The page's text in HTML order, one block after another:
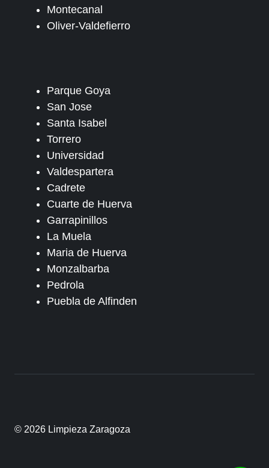
Montecanal
Oliver-Valdefierro
Parque Goya
San Jose
Santa Isabel
Torrero
Universidad
Valdespartera
Cadrete
Cuarte de Huerva
Garrapinillos
La Muela
Maria de Huerva
Monzalbarba
Pedrola
Puebla de Alfinden
© 2026 Limpieza Zaragoza